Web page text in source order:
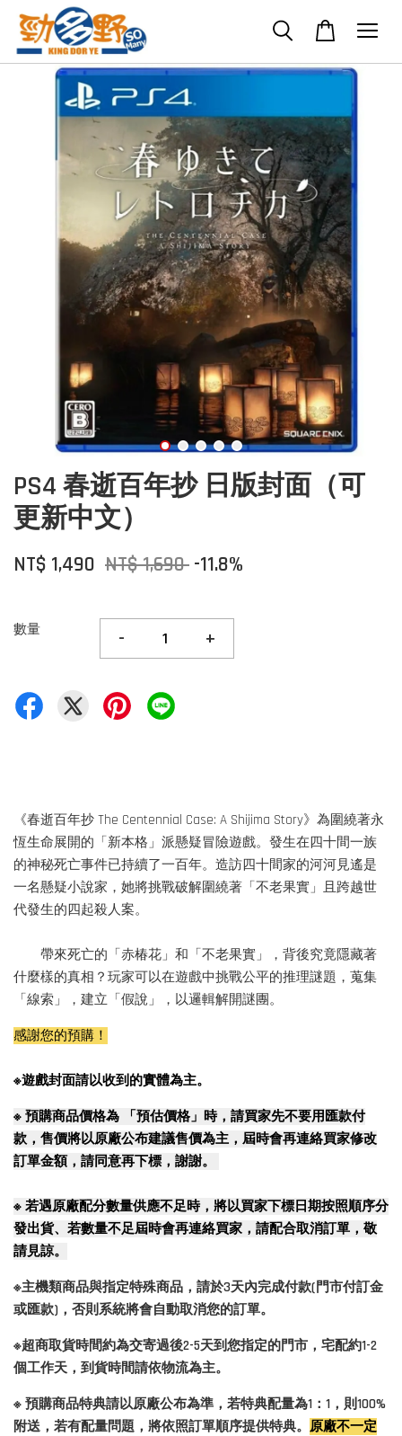
PS4 春逝百年抄 日版封面（可
更新中文）
NT$ 1,490 NT$ 1,690 -11.8%
數量 - +
《春逝百年抄 The Centennial Case: A Shijima Story》為圍繞著永
恆生命展開的「新本格」派懸疑冒險遊戲。發生在四十間一族
的神秘死亡事件已持續了一百年。造訪四十間家的河河見遙是
一名懸疑小說家，她將挑戰破解圍繞著「不老果實」且跨越世
代發生的四起殺人案。
帶來死亡的「赤椿花」和「不老果實」，背後究竟隱藏著
什麼樣的真相？玩家可以在遊戲中挑戰公平的推理謎題，蒐集
「線索」，建立「假說」，以邏輯解開謎團。
感謝您的預購！
※遊戲封面請以收到的實體為主。
※ 預購商品價格為 「預估價格」時，請買家先不要用匯款付
款，售價將以原廠公布建議售價為主，屆時會再連絡買家修改
訂單金額，請同意再下標，謝謝。
※ 若遇原廠配分數量供應不足時，將以買家下標日期按照順序分
發出貨、若數量不足屆時會再連絡買家，請配合取消訂單，敬
請見諒。
※主機類商品與指定特殊商品，請於3天內完成付款(門市付訂金
或匯款)，否則系統將會自動取消您的訂單。
※超商取貨時間約為交寄過後2-5天到您指定的門市，宅配約1-2
個工作天，到貨時間請依物流為主。
※ 預購商品特典請以原廠公布為準，若特典配量為1：1，則100%
附送，若有配量問題，將依照訂單順序提供特典。 原廠不一定